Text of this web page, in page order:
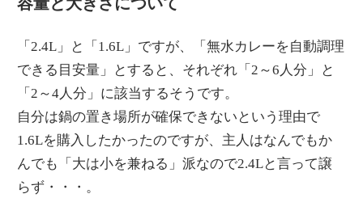
「2.4L」と「1.6L」ですが、「無水カレーを自動調理
できる目安量」とすると、それぞれ「2～6人分」と
「2～4人分」に該当するそうです。
自分は鍋の置き場所が確保できないという理由で
1.6Lを購入したかったのですが、主人はなんでもか
んでも「大は小を兼ねる」派なので2.4Lと言って譲
らず・・・。